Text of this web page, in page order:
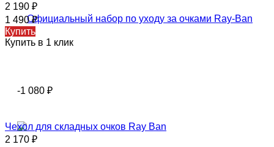
2 190 ₽
1 490₽
Купить
Купить в 1 клик
-1 080 ₽
Чехол для складных очков Ray Ban
2 170 ₽